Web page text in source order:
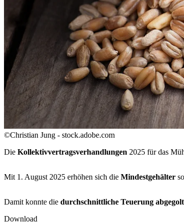
©Christian Jung - stock.adobe.com
Die Kollektivvertragsverhandlungen 2025 für das
Mit 1. August 2025 erhöhen sich die Mindestgehälter
Damit konnte die durchschnittliche Teuerung
Download